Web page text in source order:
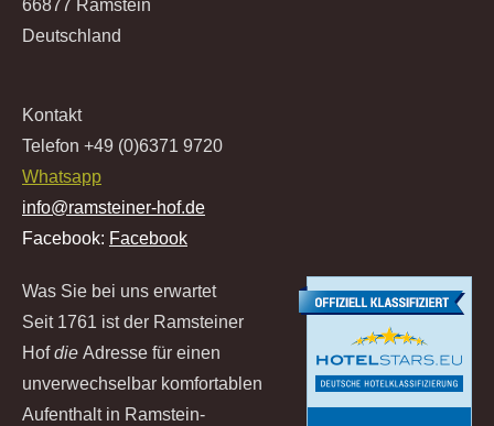
66877 Ramstein
Deutschland
Kontakt
Telefon +49 (0)6371 9720
Whatsapp
info@ramsteiner-hof.de
Facebook: Facebook
Was Sie bei uns erwartet
Seit 1761 ist der Ramsteiner
Hofdie Adresse für einen
unverwechselbar komfortablen
Aufenthalt in Ramstein-